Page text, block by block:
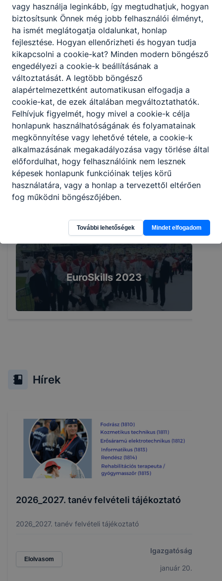
Pályaválasztás
Asbóthos siker a
Euroskills-en
EuroSkills 2023
Hírek
2026_2027. tanév felvételi tájékoztató
2026_2027. tanév felvételi tájékoztató
Elolvasom
Igazgatóság
január 20.
vagy használja leginkább, így megtudhatjuk, hogyan
biztosítsunk Önnek még jobb felhasználói élményt,
ha ismét meglátogatja oldalunkat, honlap
fejlesztése. Hogyan ellenőrizheti és hogyan tudja
kikapcsolni a cookie-kat? Minden modern böngésző
engedélyezi a cookie-k beállításának a
változtatását. A legtöbb böngésző
alapértelmezettként automatikusan elfogadja a
cookie-kat, de ezek általában megváltoztathatók.
Felhívjuk figyelmét, hogy mivel a cookie-k célja
honlapunk használhatóságának és folyamatainak
megkönnyítése vagy lehetővé tétele, a cookie-k
alkalmazásának megakadályozása vagy törlése által
előfordulhat, hogy felhasználóink nem lesznek
képesek honlapunk funkcióinak teljes körű
használatára, vagy a honlap a tervezettől eltérően
fog működni böngészőjében.
További lehetőségek Mindet elfogadom